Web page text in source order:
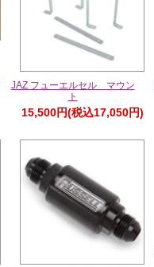
JAZ フューエルセル マウン
ト
15,500円(税込17,050円)